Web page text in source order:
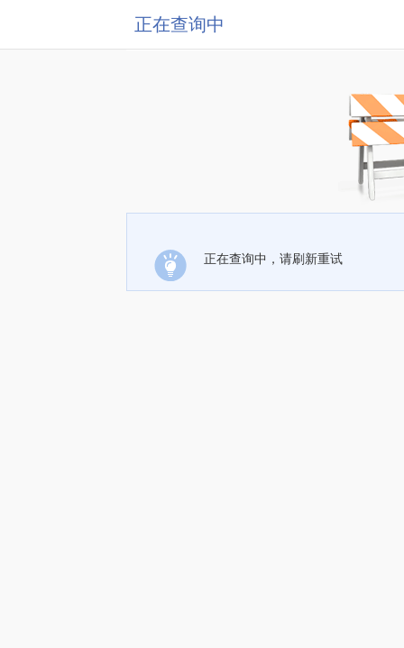
正在查询中
正在查询中，请刷新重试